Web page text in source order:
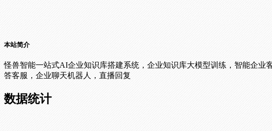
本站简介
怪兽智能一站式AI企业知识库搭建系统，企业知识库大模型训练，智能企
答客服，企业聊天机器人，直播回复
数据统计